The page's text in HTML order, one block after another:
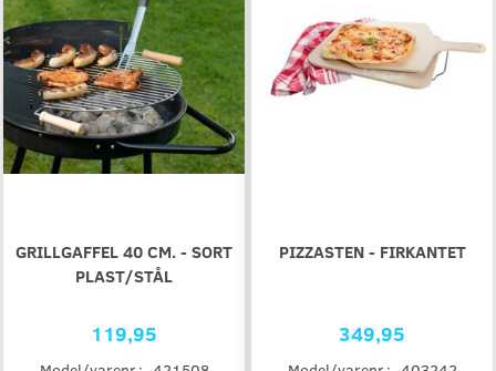
GRILLGAFFEL 40 CM. - SORT
PLAST/STÅL
119,95
PIZZASTEN - FIRKANTET
349,95